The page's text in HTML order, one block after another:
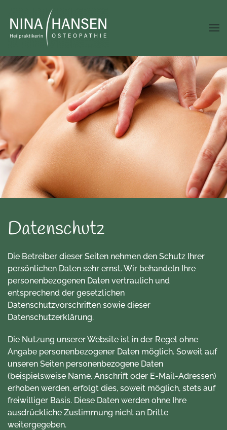
Datenschutz
Die Betreiber dieser Seiten nehmen den Schutz Ihrer
persönlichen Daten sehr ernst. Wir behandeln Ihre
personenbezogenen Daten vertraulich und
entsprechend der gesetzlichen
Datenschutzvorschriften sowie dieser
Datenschutzerklärung.
Die Nutzung unserer Website ist in der Regel ohne
Angabe personenbezogener Daten möglich. Soweit auf
unseren Seiten personenbezogene Daten
(beispielsweise Name, Anschrift oder E-Mail-Adressen)
erhoben werden, erfolgt dies, soweit möglich, stets auf
freiwilliger Basis. Diese Daten werden ohne Ihre
ausdrückliche Zustimmung nicht an Dritte
weitergegeben.